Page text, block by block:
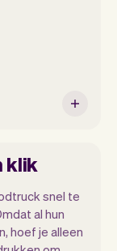
klik
snel te
al hun
hoef je alleen